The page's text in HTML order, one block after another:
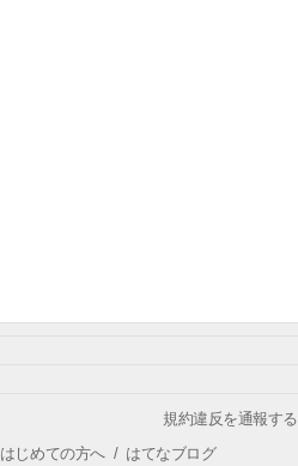
規約違反を通報する
はじめての方へ/ はてなブログ